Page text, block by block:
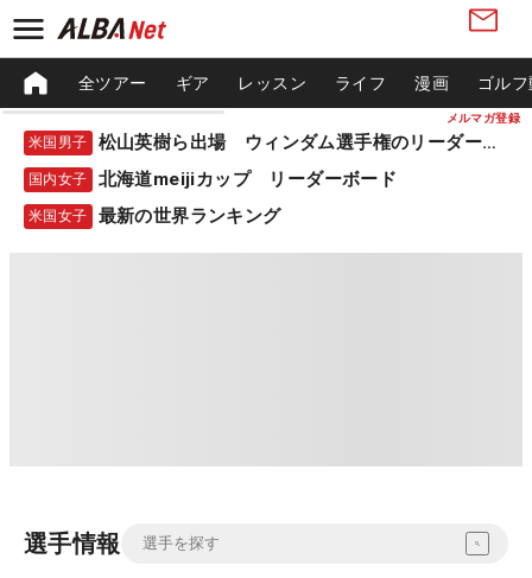
メルマガ登録
全ツアー ギア レッスン ライフ 漫画 ゴル
米国男子 松山英樹ら出場 ウィンダム選手権のリーダーボード
国内女子 北海道meijiカップ リーダーボード
米国女子 最新の世界ランキング
選手情報